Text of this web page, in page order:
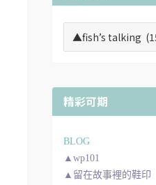
精彩可期
BLOG
▲wp101
▲留在故事裡的鞋印